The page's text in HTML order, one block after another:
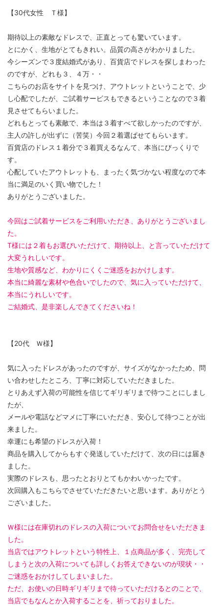
【30代女性 Ｔ様】
期待以上の素敵なドレスで、正直とっても驚いています。
とにかく、生地がとてもきれい。品質の高さがわかりました。
今シーズンで３度結婚式があり、百貨店でドレスを探しまわった
のですが、どれも３、４万・・
こちらのお店をサイトを見つけ、アウトレットということで、少
し心配でしたが、ご試着サービスもできるということなので３着
見させてもらいました。
どれもとっても素敵で、本当は３着すべて欲しかったのですが、
主人の許しが出ずに（苦笑）今回２着選ばせてもらいます。
百貨店のドレス１着分で３着買えるなんて、本当にびっくりで
す。
心配していたアウトレットも、まったく気づかない程度なので本
当に満足のいく買い物でした！
ありがとうございました。
今回はご試着サービスをご利用いただき、ありがとうございまし
た。
T様には２着もお選びいただけて、期待以上、と言っていただけて
大変うれしいです。
生地や質感など、わかりにくくご迷惑をおかけします。
本当に綺麗な素材や色合いでしたので、気に入っていただけて、
本当にうれしいです。
ご結婚式、是非楽しんできてくださいね！
【20代 Ｗ様】
気に入ったドレスがあったのですが、サイズがなかったため、問
い合わせしたところ、丁寧に対応していただきました。
とりあえず入荷の可能性を信じてギリギリまで待つことにしまし
たが、
メールや電話などマメに丁寧にいただき、安心して待つことが出
来ました。
幸運にも希望のドレスが入荷！
商品を購入してからもすぐ発送していただけて、次の日には届き
ました。
実際のドレスも、思ったとおりとてもかわいかったです。
次回購入もこちらでさせていただきたいと思います。ありがとう
ございました。
Ｗ様には在庫切れのドレスの入荷についてお問合せをいただきま
した。
当店ではアウトレットという特性上、１点商品が多く、完売して
しまうと次の入荷についても詳しくお答えできないのが現状・・
ご迷惑をおかけしてしまいました。
ただ、お使いの日時ギリギリまで待っていただけるとのことで、
当店でもなんとか入荷することを、祈っておりました。